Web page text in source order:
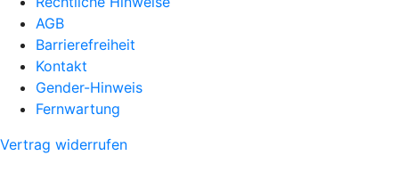
AGB
Barrierefreiheit
Kontakt
Gender-Hinweis
Fernwartung
Vertrag widerrufen